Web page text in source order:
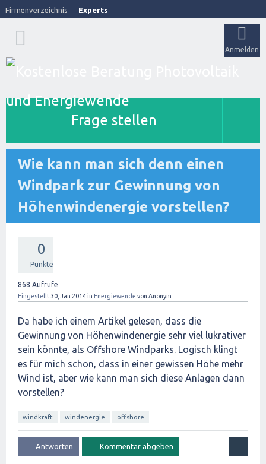
Firmenverzeichnis Experts
Anmelden
Frage stellen
Wie kann man sich denn einen
Windpark zur Gewinnung von
Höhenwindenergie vorstellen?
0
Punkte
868 Aufrufe
Eingestellt 30, Jan 2014in Energiewende von Anonym
Da habe ich einem Artikel gelesen, dass die
Gewinnung von Höhenwindenergie sehr viel lukrativer
sein könnte, als Offshore Windparks. Logisch klingt
es für mich schon, dass in einer gewissen Höhe mehr
Wind ist, aber wie kann man sich diese Anlagen dann
vorstellen?
windkraft windenergie offshore